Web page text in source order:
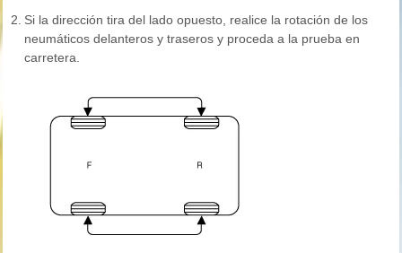
2. Si la dirección tira del lado opuesto, realice la rotación de los
neumáticos delanteros y traseros y proceda a la prueba en
carretera.